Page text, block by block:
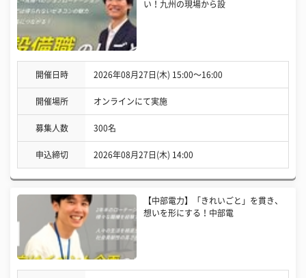
い！九州の現場から設
開催日時 2026年08月27日(木) 15:00〜16:00
開催場所 オンラインにて実施
募集人数 300名
申込締切 2026年08月27日(木) 14:00
【中部電力】「きれいごと」を貫き、
想いを形にする！中部電